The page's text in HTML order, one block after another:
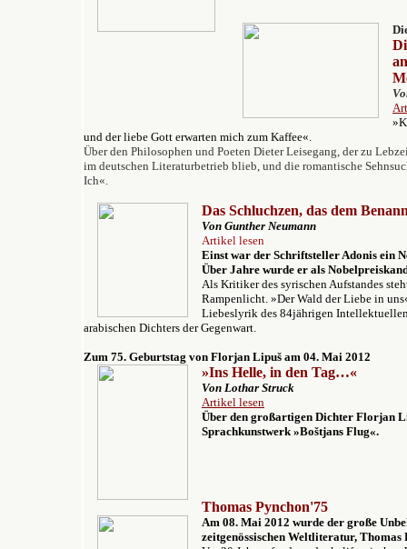
und der liebe Gott erwarten mich zum Kaffee«.
Über den Philosophen und Poeten Dieter Leisegang, der zu
im deutschen Literaturbetrieb blieb, und die romantische
Ich«.
Das Schluchzen, das dem
Von Gunther Neumann
Artikel lesen
Einst war der Schriftsteller Adonis ein
Über Jahre wurde er als
Als Kritiker des syrischen Aufstandes
Rampenlicht. »Der Wald der Liebe in
Liebeslyrik des 84jährigen
arabischen Dichters der Gegenwart.
Zum 75. Geburtstag von Florjan Lipuš am 04. Mai 2012
»Ins Helle, in den Tag…«
Von Lothar Struck
Artikel lesen
Über den großartigen Dichter Florjan
Sprachkunstwerk »Boštjans Flug«.
Thomas Pynchon'75
Am 08. Mai 2012 wurde der große
zeitgenössischen Weltliteratur, Thomas